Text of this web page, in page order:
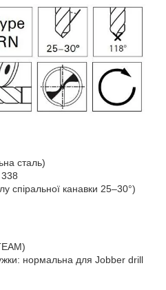
сталь)
спіральної канавки 25–30°)
нормальна для Jobber drill